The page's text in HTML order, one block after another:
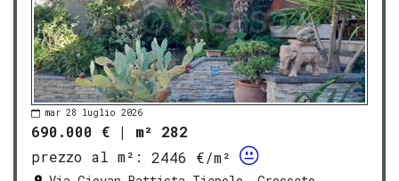
mar 28 luglio 2026
690.000 € | m² 282
prezzo al m²:
2446 €/m²